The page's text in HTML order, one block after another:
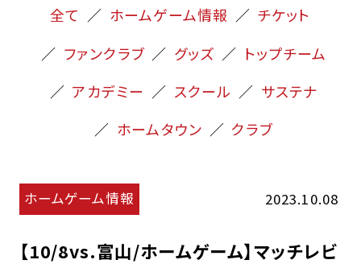
全て ホームゲーム情報
チケット
ファンクラブ
グッズ
トップチーム
アカデミー
スクール
サステナ
ホームタウン
クラブ
ホームゲーム情報 2023.10.08
【10/8vs.富山/ホームゲーム】マッチレビ